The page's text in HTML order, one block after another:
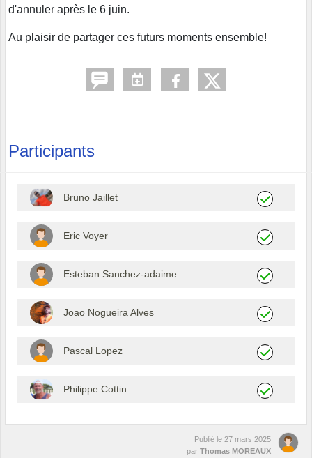
d'annuler après le 6 juin.
Au plaisir de partager ces futurs moments ensemble!
Participants
Bruno Jaillet
Eric Voyer
Esteban Sanchez-adaime
Joao Nogueira Alves
Pascal Lopez
Philippe Cottin
Publié le 27 mars 2025
par Thomas MOREAUX